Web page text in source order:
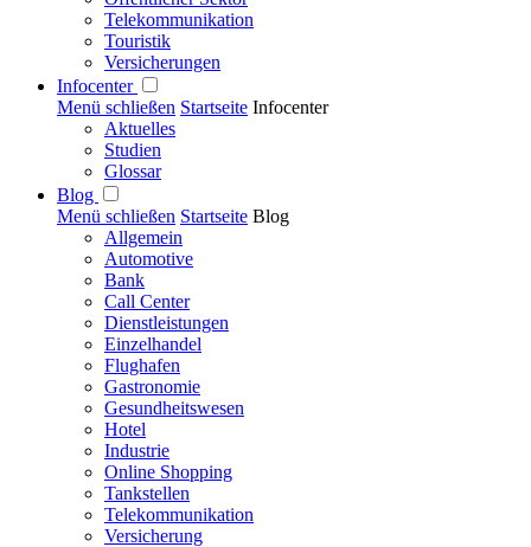
Telekommunikation
Touristik
Versicherungen
Infocenter
Menü schließen Startseite Infocenter
Aktuelles
Studien
Glossar
Blog
Menü schließen Startseite Blog
Allgemein
Automotive
Bank
Call Center
Dienstleistungen
Einzelhandel
Flughafen
Gastronomie
Gesundheitswesen
Hotel
Industrie
Online Shopping
Tankstellen
Telekommunikation
Versicherung